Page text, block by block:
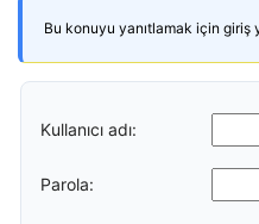
Bu konuyu yanıtlamak için giriş
Kullanıcı adı:
Parola: